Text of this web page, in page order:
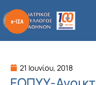
στο
περιεχόμενο
21 Ιουνίου, 2018